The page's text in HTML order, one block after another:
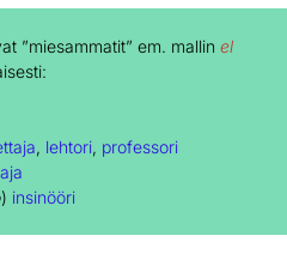
”miesammatit” em. mallin el
, lehtori, professori
) insinööri